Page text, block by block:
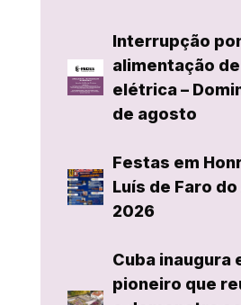
Interrupção
alimentação
elétrica –
de agosto
Festas em
Luís de Faro
2026
Cuba inaugura
pioneiro que